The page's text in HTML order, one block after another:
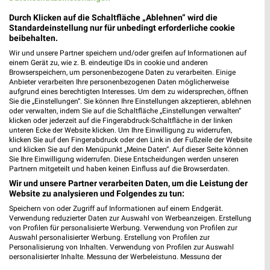
MEHR PROSPEKTE
weekli - Prospekte & Angebote App
Durch Klicken auf die Schaltfläche „Ablehnen“ wird die
Standardeinstellung nur für unbedingt erforderliche cookie
beibehalten.
Wir und unsere Partner speichern und/oder greifen auf Informationen auf
einem Gerät zu, wie z. B. eindeutige IDs in cookie und anderen
Browserspeichern, um personenbezogene Daten zu verarbeiten. Einige
Anbieter verarbeiten Ihre personenbezogenen Daten möglicherweise
aufgrund eines berechtigten Interesses. Um dem zu widersprechen, öffnen
Sie die „Einstellungen“. Sie können Ihre Einstellungen akzeptieren, ablehnen
oder verwalten, indem Sie auf die Schaltfläche „Einstellungen verwalten“
klicken oder jederzeit auf die Fingerabdruck-Schaltfläche in der linken
unteren Ecke der Website klicken. Um Ihre Einwilligung zu widerrufen,
klicken Sie auf den Fingerabdruck oder den Link in der Fußzeile der Website
und klicken Sie auf den Menüpunkt „Meine Daten“. Auf dieser Seite können
Sie Ihre Einwilligung widerrufen. Diese Entscheidungen werden unseren
Partnern mitgeteilt und haben keinen Einfluss auf die Browserdaten.
Wir und unsere Partner verarbeiten Daten, um die Leistung der
Website zu analysieren und Folgendes zu tun:
Speichern von oder Zugriff auf Informationen auf einem Endgerät.
Verwendung reduzierter Daten zur Auswahl von Werbeanzeigen. Erstellung
von Profilen für personalisierte Werbung. Verwendung von Profilen zur
Auswahl personalisierter Werbung. Erstellung von Profilen zur
Personalisierung von Inhalten. Verwendung von Profilen zur Auswahl
personalisierter Inhalte. Messung der Werbeleistung. Messung der